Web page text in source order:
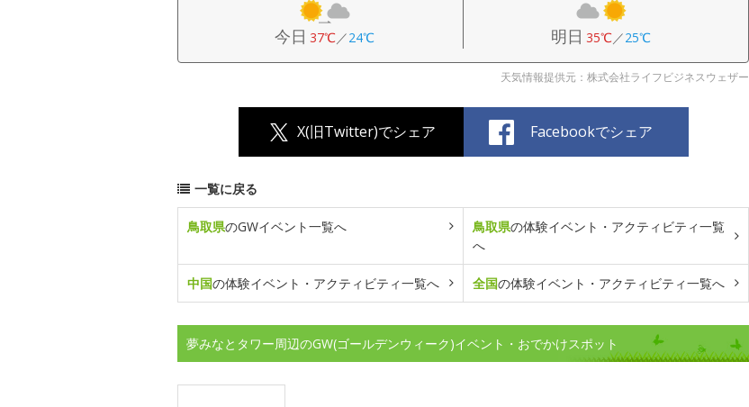
今日 37℃／24℃ 明日 35℃／25℃
天気情報提供元：株式会社ライフビジネスウェザー
X(旧Twitter)でシェア Facebookでシェア
一覧に戻る
鳥取県のGWイベント一覧へ 鳥取県の体験イベント・アクティビティ一覧
へ
中国の体験イベント・アクティビティ一覧へ 全国の体験イベント・アクティビティ一覧へ
夢みなとタワー周辺のGW(ゴールデンウィーク)イベント・おでかけスポット